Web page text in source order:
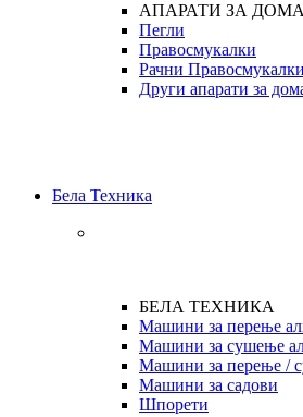
АПАРАТИ ЗА
Пегли
Правосмукалки
Рачни Правосмукалки
Други апарати за
Бела Техника
БЕЛА ТЕХНИКА
Машини за перење
Машини за сушење
Машини за перење /
Машини за садови
Шпорети